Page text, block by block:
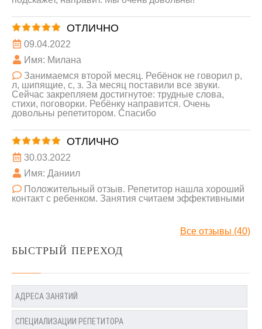
ОТЛИЧНО
09.04.2022
Имя: Милана
Занимаемся второй месяц. Ребёнок не говорил р,
л, шипящие, с, з. За месяц поставили все звуки.
Сейчас закрепляем достигнутое: трудные слова,
стихи, поговорки. Ребёнку направится. Очень
довольны репетитором. Спасибо
ОТЛИЧНО
30.03.2022
Имя: Даниил
Положительный отзыв. Репетитор нашла хороший
контакт с ребенком. Занятия считаем эффективными
Все отзывы (40)
БЫСТРЫЙ ПЕРЕХОД
АДРЕСА ЗАНЯТИЙ
СПЕЦИАЛИЗАЦИИ РЕПЕТИТОРА